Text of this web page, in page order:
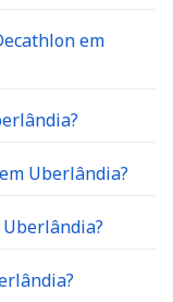
em
Uberlândia?